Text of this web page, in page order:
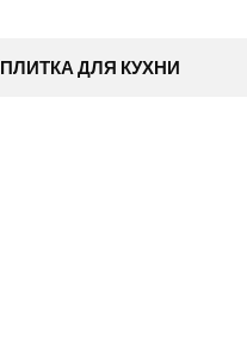
ПЛИТКА ДЛЯ КУХНИ